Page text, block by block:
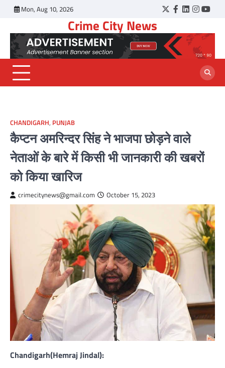
Mon, Aug 10, 2026 Twitter
Facebook
LinkedIn
Crime City News
CHANDIGARH, PUNJAB
कैप्टन अमरिन्दर सिंह ने भाजपा छोड़ने वाले
नेताओं के बारे में किसी भी जानकारी की खबरों
को किया खारिज
crimecitynews@gmail.com October 15, 2023
Chandigarh(Hemraj Jindal):